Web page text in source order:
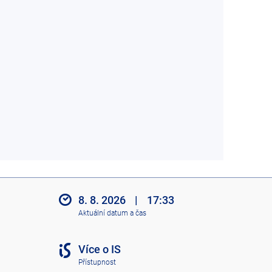
8. 8. 2026 | 17:33
Aktuální datum a čas
Více o IS
Přístupnost